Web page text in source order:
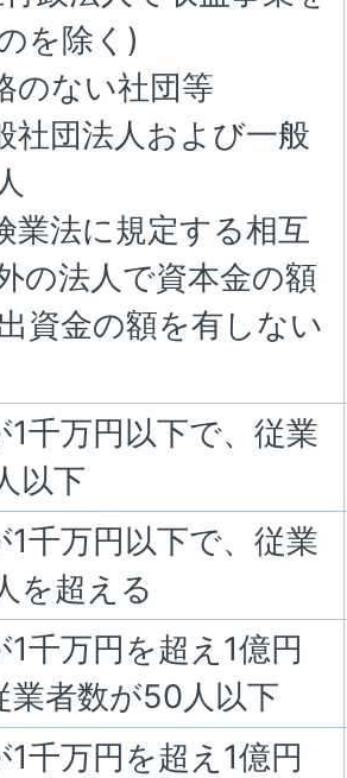
を除く)
のない社団等
社団法人および一般
業法に規定する相互
の法人で資本金の額
資金の額を有しない
1千万円以下で、従業
以下
1千万円以下で、従業
を超える
1千万円を超え1億円
業者数が50人以下
1千万円を超え1億円